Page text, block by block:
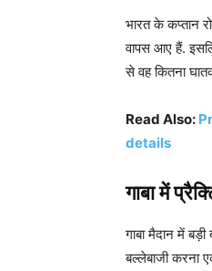
भारत के कप्तान
वापस आए हैं.
से वह कितना
Read Also:
details
गाबा में
गाबा मैदान में
बल्लेबाजी करना